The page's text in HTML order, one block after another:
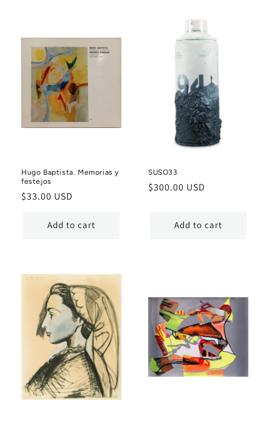
Hugo Baptista. Memorias y
festejos
Regular
$33.00 USD
Add to cart
SUSO33
Regular
$300.00 USD
Add to cart